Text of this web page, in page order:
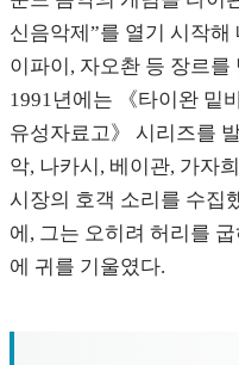
신음악제”를 열기 시작해
이파이, 자오촨 등 장르
1991년에는 《타이완 밑
유성자료고》 시리즈를
악, 나카시, 베이관, 가자
시장의 호객 소리를 수집
에, 그는 오히려 허리를
에 귀를 기울였다.